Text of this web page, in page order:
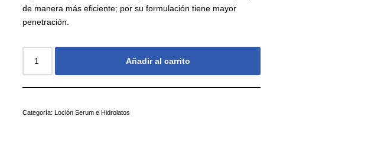
de manera más eficiente; por su formulación tiene mayor
penetración.
Añadir al carrito
Categoría: Loción Serum e Hidrolatos